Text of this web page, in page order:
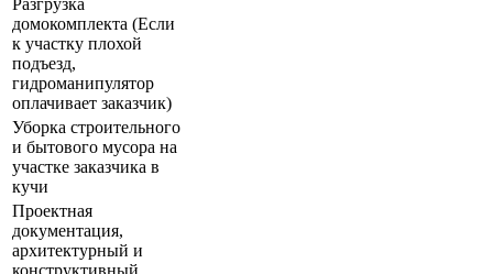
домокомплекта (Если
к участку плохой
подъезд,
гидроманипулятор
оплачивает заказчик)
Уборка строительного
и бытового мусора на
участке заказчика в
кучи
Проектная
документация,
архитектурный и
конструктивный